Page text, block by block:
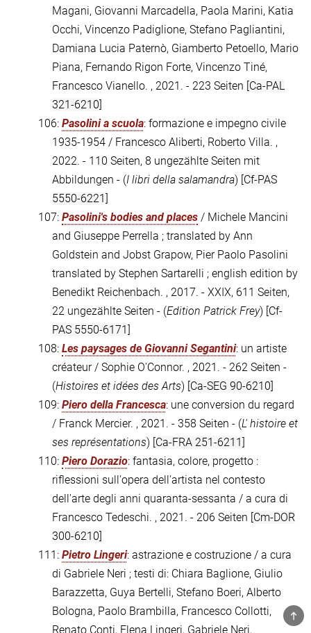
Magani, Giovanni Marcadella, Paola Marini, Katia
Occhi, Vincenzo Padiglione, Stefano Pagliantini,
Damiana Lucia Paternò, Giamberto Petoello, Mario
Piana, Fernando Rigon Forte, Vincenzo Tiné,
Francesco Vianello. , 2021. - 223 Seiten [Ca-PAL
321-6210]
106: Pasolini a scuola: formazione e impegno civile
1935-1954 / Francesco Aliberti, Roberto Villa. ,
2022. - 110 Seiten, 8 ungezählte Seiten mit
Abbildungen - (I libri della salamandra) [Cf-PAS
5550-6221]
107: Pasolini's bodies and places / Michele Mancini
and Giuseppe Perrella ; translated by Ann
Goldstein and Jobst Grapow, Pier Paolo Pasolini
translated by Stephen Sartarelli ; english edition by
Benedikt Reichenbach. , 2017. - XXIX, 611 Seiten,
22 ungezählte Seiten - (Edition Patrick Frey) [Cf-
PAS 5550-6171]
108: Les paysages de Giovanni Segantini: un artiste
créateur / Sophie O'Connor. , 2021. - 262 Seiten -
(Histoires et idées des Arts) [Ca-SEG 90-6210]
109: Piero della Francesca: une conversion du regard
/ Franck Mercier. , 2021. - 358 Seiten - (L' histoire et
ses représentations) [Ca-FRA 251-6211]
110: Piero Dorazio: fantasia, colore, progetto :
riflessioni sull'opera dell'artista nel contesto
dell'arte degli anni quaranta-sessanta / a cura di
Francesco Tedeschi. , 2021. - 206 Seiten [Cm-DOR
300-6210]
111: Pietro Lingeri: astrazione e costruzione / a cura
di Gabriele Neri ; testi di: Chiara Baglione, Giulio
Barazzetta, Guya Bertelli, Stefano Boeri, Alberto
Bologna, Paolo Brambilla, Francesco Collotti,
Renato Conti, Elena Lingeri, Gabriele Neri,
TOP